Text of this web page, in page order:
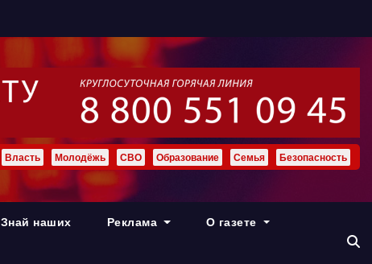
Власть Молодёжь СВО Образование Семья Безопасность
Знай наших Реклама О газете